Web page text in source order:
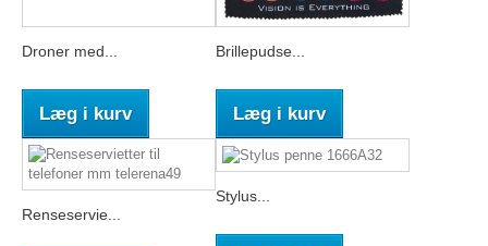
Droner med...
Læg i kurv
Brillepudse...
Læg i kurv
Renseservie...
Stylus...